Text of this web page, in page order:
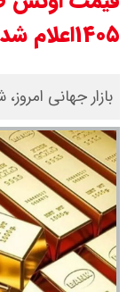
۱۴۰۵اعلام شد
بازار جهانی